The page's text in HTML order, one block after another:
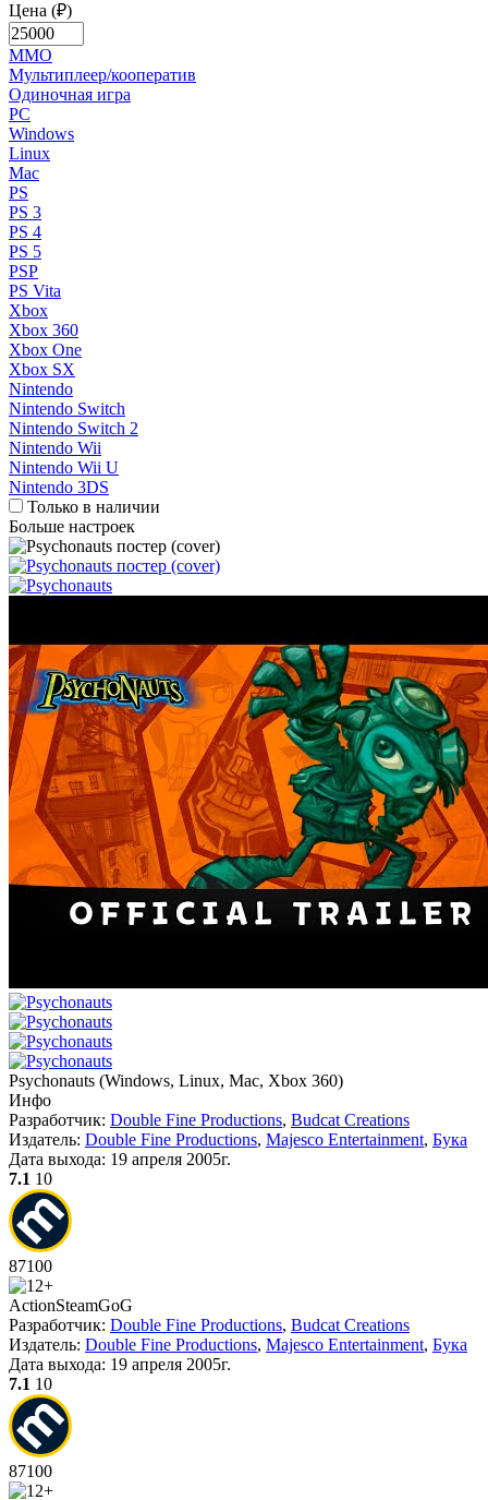
Цена (₽)
MMO
Мультиплеер/кооператив
Одиночная игра
PC
Windows
Linux
Mac
PS
PS 3
PS 4
PS 5
PSP
PS Vita
Xbox
Xbox 360
Xbox One
Xbox SX
Nintendo
Nintendo Switch
Nintendo Switch 2
Nintendo Wii
Nintendo Wii U
Nintendo 3DS
Только в наличии
Больше настроек
Psychonauts (Windows, Linux, Mac, Xbox 360)
Инфо
Разработчик: Double Fine Productions, Budcat Creations
Издатель: Double Fine Productions, Majesco Entertainment, Бука
Дата выхода: 19 апреля 2005г.
7.1 10
87100
ActionSteamGoG
Разработчик: Double Fine Productions, Budcat Creations
Издатель: Double Fine Productions, Majesco Entertainment, Бука
Дата выхода: 19 апреля 2005г.
7.1 10
87100